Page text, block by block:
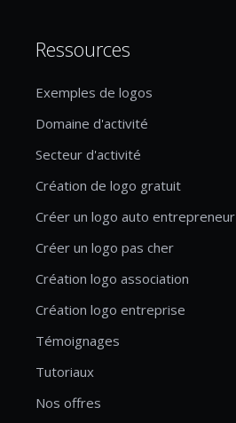
Ressources
Exemples de logos
Domaine d'activité
Secteur d'activité
Création de logo gratuit
Créer un logo auto entrepreneur
Créer un logo pas cher
Création logo association
Création logo entreprise
Témoignages
Tutoriaux
Nos offres